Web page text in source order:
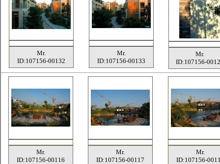
Mr.
ID:107156-00132
Mr.
ID:107156-00133
Mr.
ID:107156-
Mr.
ID:107156-00116
Mr.
ID:107156-00117
Mr.
ID:107156-